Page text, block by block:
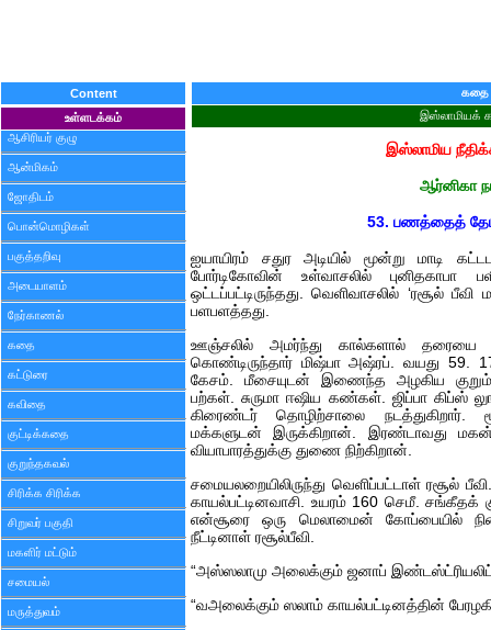
Content
உள்ளடக்கம்
ஆசிரியர் குழு
ஆன்மிகம்
ஜோதிடம்
பொன்மொழிகள்
பகுத்தறிவு
அடையாளம்
நேர்காணல்
கதை
கட்டுரை
கவிதை
குட்டிக்கதை
குறுந்தகவல்
சிரிக்க சிரிக்க
சிறுவர் பகுதி
மகளிர் மட்டும்
சமையல்
மருத்துவம்
கதை
இஸ்லாமியக்
இஸ்லாமிய
ஆர்னிகா
53. பணத்தைத்
ஐயாயிரம் சதுர அடியில் மூன்று மாடி
போர்டிகோவின் உள்வாசலில் புனிதகாபா
ஒட்டப்பட்டிருந்தது. வெளிவாசலில் ‘ரசூல்
பளபளத்தது.
ஊஞ்சலில் அமர்ந்து கால்களால்
கொண்டிருந்தார் மிஷ்பா அஷ்ரப். வயது 59.
கேசம். மீசையுடன் இணைந்த அழகிய
பற்கள். சுருமா ஈஷிய கண்கள். ஜிப்பா கிப்ஸ்
கிரைண்டர் தொழிற்சாலை நடத்துகிறார்.
மக்களுடன் இருக்கிறான். இரண்டாவது மகன்
வியாபாரத்துக்கு துணை நிற்கிறான்.
சமையலறையிலிருந்து வெளிப்பட்டாள் ரசூல்
காயல்பட்டினவாசி. உயரம் 160 செமீ. சங்கீதக்
என்சூரை ஒரு மெலாமைன் கோப்பையில்
நீட்டினாள் ரசூல்பீவி.
“அஸ்ஸலாமு அலைக்கும் ஜனாப்
“வஅலைக்கும் ஸலாம் காயல்பட்டினத்தின்